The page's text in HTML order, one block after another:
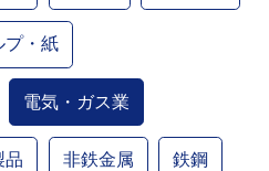
プ・紙
電気・ガス業
品 非鉄金属 鉄鋼